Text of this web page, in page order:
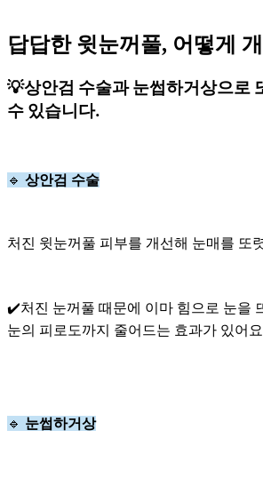
답답한 윗눈꺼풀, 어떻게
💡상안검 수술과 눈썹하거상으로
수 있습니다.
🔹 상안검 수술
처진 윗눈꺼풀 피부를 개선해 눈매를 또
✔️처진 눈꺼풀 때문에 이마 힘으로 눈을
눈의 피로도까지 줄어드는 효과가 있어
🔹 눈썹하거상